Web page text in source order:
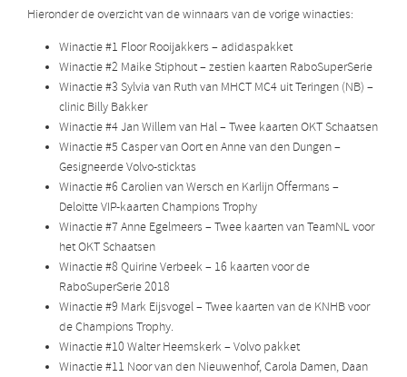
Hieronder de overzicht van de winnaars van de vorige winacties:
Winactie #1 Floor Rooijakkers – adidaspakket
Winactie #2 Maike Stiphout – zestien kaarten RaboSuperSerie
Winactie #3 Sylvia van Ruth van MHCT MC4 uit Teringen (NB) –
clinic Billy Bakker
Winactie #4 Jan Willem van Hal – Twee kaarten OKT Schaatsen
Winactie #5 Casper van Oort en Anne van den Dungen –
Gesigneerde Volvo-sticktas
Winactie #6 Carolien van Wersch en Karlijn Offermans –
Deloitte VIP-kaarten Champions Trophy
Winactie #7 Anne Egelmeers – Twee kaarten van TeamNL voor
het OKT Schaatsen
Winactie #8 Quirine Verbeek – 16 kaarten voor de
RaboSuperSerie 2018
Winactie #9 Mark Eijsvogel – Twee kaarten van de KNHB voor
de Champions Trophy.
Winactie #10 Walter Heemskerk – Volvo pakket
Winactie #11 Noor van den Nieuwenhof, Carola Damen, Daan